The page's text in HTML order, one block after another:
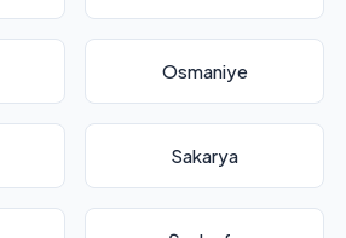
Osmaniye
Sakarya